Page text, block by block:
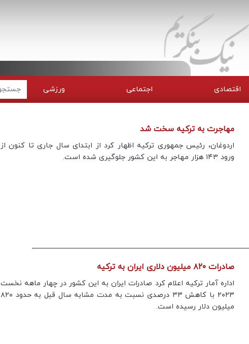
اقتصادی اجتماعی ورزشی
مهاجرت به ترکیه سخت شد
اردوغان، رئیس جمهوری ترکیه اظهار کرد از ابتدای سال جاری تا کنون از
ورود ۱۴۳ هزار مهاجر به این کشور جلوگیری شده است.
صادرات ۸۲۰ میلیون دلاری ایران به ترکیه
اداره آمار ترکیه اعلام کرد صادرات ایران به این کشور در چهار ماهه نخست
۲۰۲۳ با کاهش ۳۳ درصدی نسبت به مدت مشابه سال قبل به حدود ۸۲۰
میلیون دلار رسیده است.